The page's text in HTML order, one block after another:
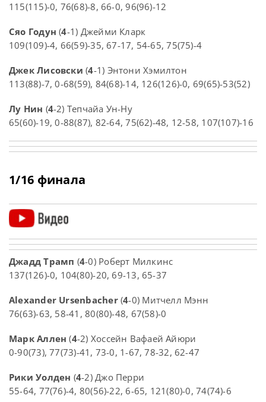
115(115)-0, 76(68)-8, 66-0, 96(96)-12
Сяо Годун (4-1) Джейми Кларк
109(109)-4, 66(59)-35, 67-17, 54-65, 75(75)-4
Джек Лисовски (4-1) Энтони Хэмилтон
113(88)-7, 0-68(59), 84(68)-14, 126(126)-0, 69(65)-53(52)
Лу Нин (4-2) Тепчайа Ун-Ну
65(60)-19, 0-88(87), 82-64, 75(62)-48, 12-58, 107(107)-16
1/16 финала
Джадд Трамп (4-0) Роберт Милкинс
137(126)-0, 104(80)-20, 69-13, 65-37
Alexander Ursenbacher(4-0) Митчелл Мэнн
76(63)-63, 58-41, 80(80)-48, 67(58)-0
Марк Аллен (4-2) Хоссейн Вафаей Айюри
0-90(73), 77(73)-41, 73-0, 1-67, 78-32, 62-47
Рики Уолден (4-2) Джо Перри
55-64, 77(76)-4, 80(56)-22, 6-65, 121(80)-0, 74(74)-6